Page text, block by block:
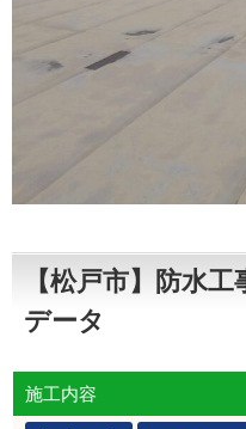
【松戸市】防水
データ
施工内容